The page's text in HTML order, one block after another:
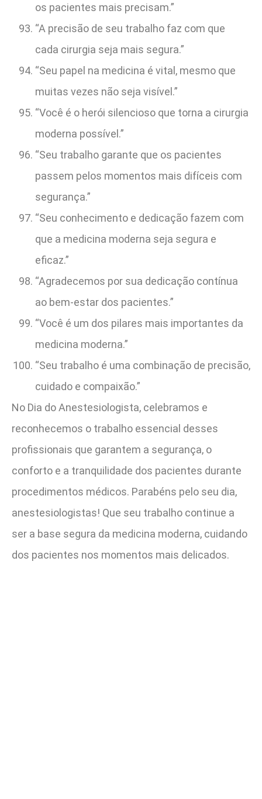
os pacientes mais precisam.”
“A precisão de seu trabalho faz com que
cada cirurgia seja mais segura.”
“Seu papel na medicina é vital, mesmo que
muitas vezes não seja visível.”
“Você é o herói silencioso que torna a cirurgia
moderna possível.”
“Seu trabalho garante que os pacientes
passem pelos momentos mais difíceis com
segurança.”
“Seu conhecimento e dedicação fazem com
que a medicina moderna seja segura e
eficaz.”
“Agradecemos por sua dedicação contínua
ao bem-estar dos pacientes.”
“Você é um dos pilares mais importantes da
medicina moderna.”
“Seu trabalho é uma combinação de precisão,
cuidado e compaixão.”
No Dia do Anestesiologista, celebramos e
reconhecemos o trabalho essencial desses
profissionais que garantem a segurança, o
conforto e a tranquilidade dos pacientes durante
procedimentos médicos. Parabéns pelo seu dia,
anestesiologistas! Que seu trabalho continue a
ser a base segura da medicina moderna, cuidando
dos pacientes nos momentos mais delicados.